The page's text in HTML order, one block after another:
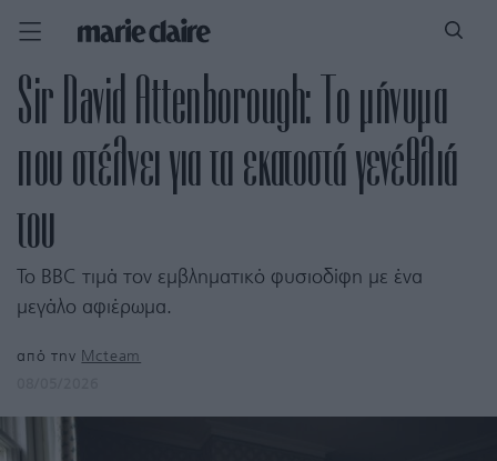
Sir David Attenborough: Το μήνυμα
που στέλνει για τα εκατοστά γενέθλιά
του
To BBC τιμά τον εμβληματικό φυσιοδίφη με ένα
μεγάλο αφιέρωμα.
από την Mcteam